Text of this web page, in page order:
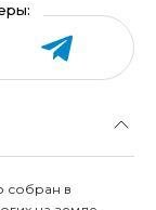
собран в